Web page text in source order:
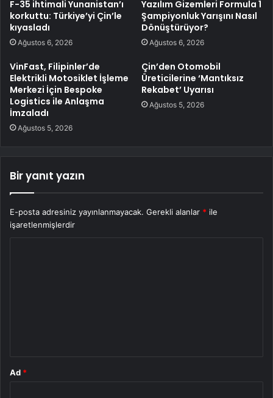
F-35 ihtimali Yunanistan’ı
korkuttu: Türkiye’yi Çin’le
kıyasladı
Ağustos 6, 2026
Yazılım Gizemleri Formula 1
Şampiyonluk Yarışını Nasıl
Dönüştürüyor?
Ağustos 6, 2026
VinFast, Filipinler’de
Elektrikli Motosiklet İşleme
Merkezi İçin Bespoke
Logistics ile Anlaşma
İmzaladı
Ağustos 5, 2026
Çin’den Otomobil
Üreticilerine ‘Mantıksız
Rekabet’ Uyarısı
Ağustos 5, 2026
Bir yanıt yazın
E-posta adresiniz yayınlanmayacak. Gerekli alanlar * ile
işaretlenmişlerdir
Ad *